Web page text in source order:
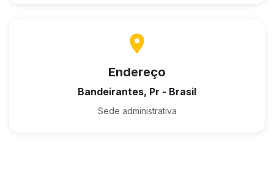
Endereço
Bandeirantes, Pr - Brasil
Sede administrativa